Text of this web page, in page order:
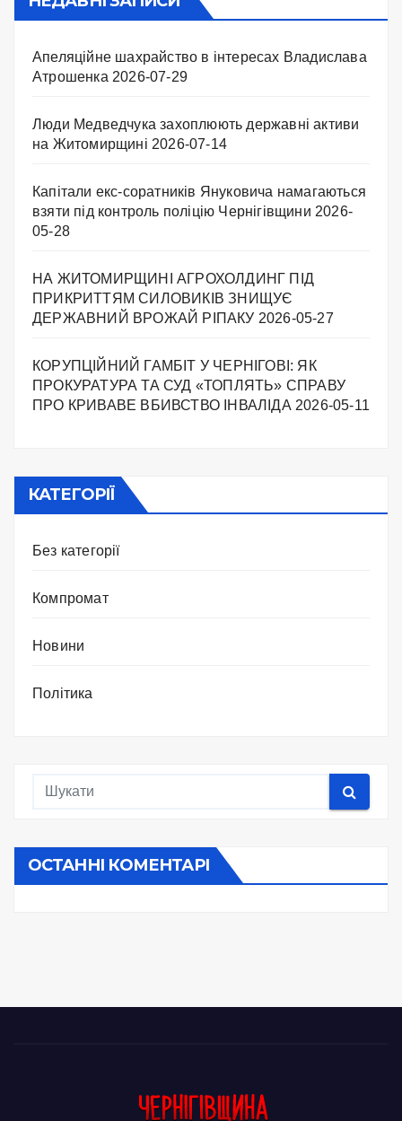
Апеляційне шахрайство в інтересах Владислава
Атрошенка 2026-07-29
Люди Медведчука захоплюють державні активи
на Житомирщині 2026-07-14
Капітали екс-соратників Януковича намагаються
взяти під контроль поліцію Чернігівщини 2026-
05-28
НА ЖИТОМИРЩИНІ АГРОХОЛДИНГ ПІД
ПРИКРИТТЯМ СИЛОВИКІВ ЗНИЩУЄ
ДЕРЖАВНИЙ ВРОЖАЙ РІПАКУ ​ 2026-05-27
КОРУПЦІЙНИЙ ГАМБІТ У ЧЕРНІГОВІ: ЯК
ПРОКУРАТУРА ТА СУД «ТОПЛЯТЬ» СПРАВУ
ПРО КРИВАВЕ ВБИВСТВО ІНВАЛІДА 2026-05-11
КАТЕГОРІЇ
Без категорії
Компромат
Новини
Політика
ОСТАННІ КОМЕНТАРІ